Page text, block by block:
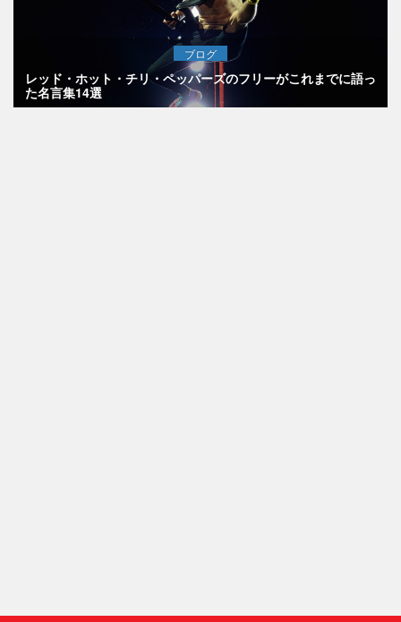
ブログ
レッド・ホット・チリ・ペッパーズのフリーがこれまでに語っ
た名言集14選